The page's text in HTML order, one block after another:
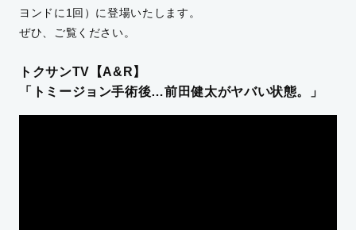
ヨンドに1回）に登場いたします。
ぜひ、ご覧ください。
トクサンTV【A&R】
「トミージョン手術後…前田健太がヤバい状態。」